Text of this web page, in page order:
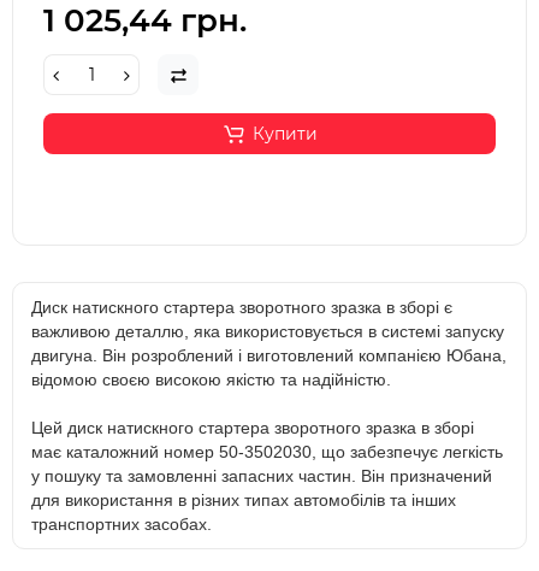
1 025,44 грн.
Купити
Диск натискного стартера зворотного зразка в зборі є
важливою деталлю, яка використовується в системі запуску
двигуна. Він розроблений і виготовлений компанією Юбана,
відомою своєю високою якістю та надійністю.
Цей диск натискного стартера зворотного зразка в зборі
має каталожний номер 50-3502030, що забезпечує легкість
у пошуку та замовленні запасних частин. Він призначений
для використання в різних типах автомобілів та інших
транспортних засобах.